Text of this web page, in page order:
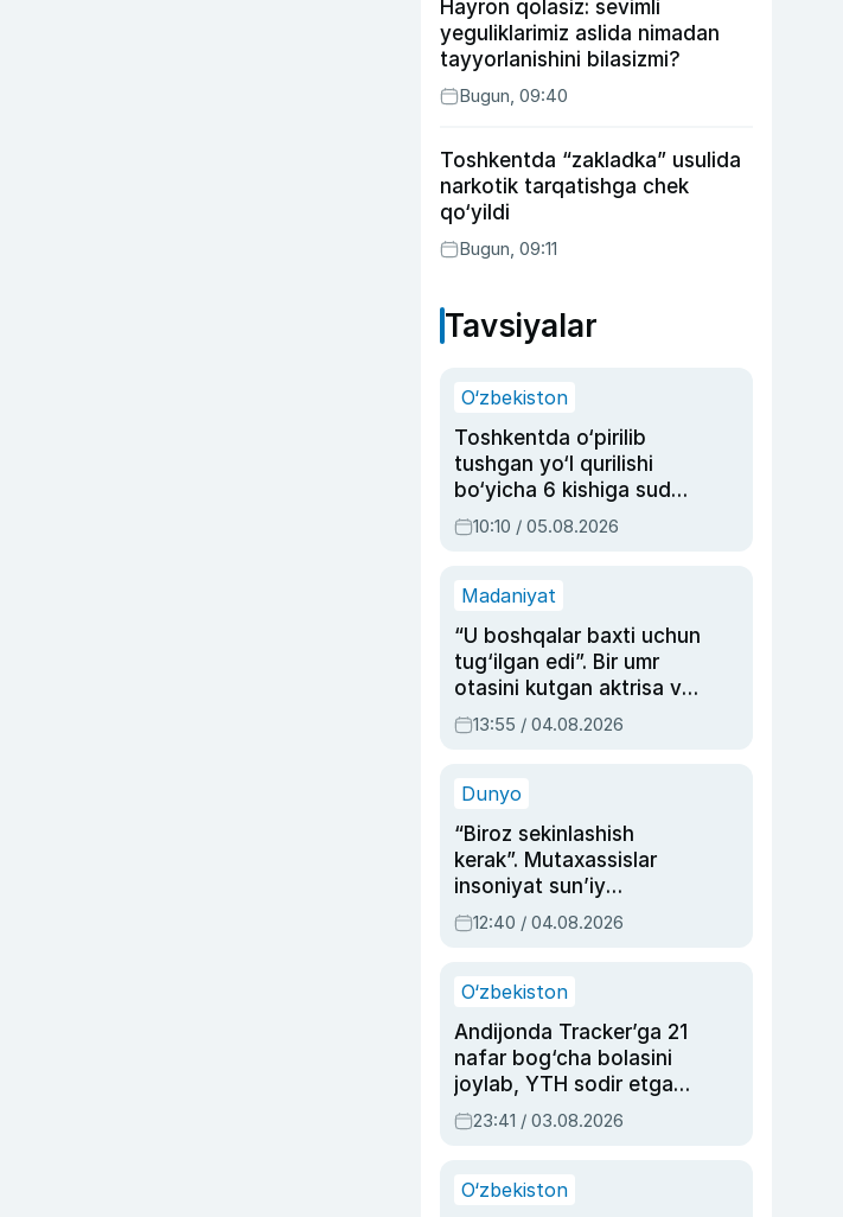
Hayron qolasiz: sevimli
yeguliklarimiz aslida nimadan
tayyorlanishini bilasizmi?
Bugun, 09:40
Toshkentda “zakladka” usulida
narkotik tarqatishga chek
qo‘yildi
Bugun, 09:11
Tavsiyalar
O‘zbekiston
Toshkentda o‘pirilib
tushgan yo‘l qurilishi
bo‘yicha 6 kishiga sud
hukmi o‘qildi
10:10 / 05.08.2026
Madaniyat
“U boshqalar baxti uchun
tug‘ilgan edi”. Bir umr
otasini kutgan aktrisa va
dublyaj ustasi Rimma
Ahmedovaning
13:55 / 04.08.2026
Dunyo
“Biroz sekinlashish
kerak”. Mutaxassislar
insoniyat sun’iy
intellektni boshqara
olmay qolishidan xavotir
12:40 / 04.08.2026
O‘zbekiston
Andijonda Tracker’ga 21
nafar bog‘cha bolasini
joylab, YTH sodir etgan
ayolga sud hukmi o‘qildi
23:41 / 03.08.2026
O‘zbekiston